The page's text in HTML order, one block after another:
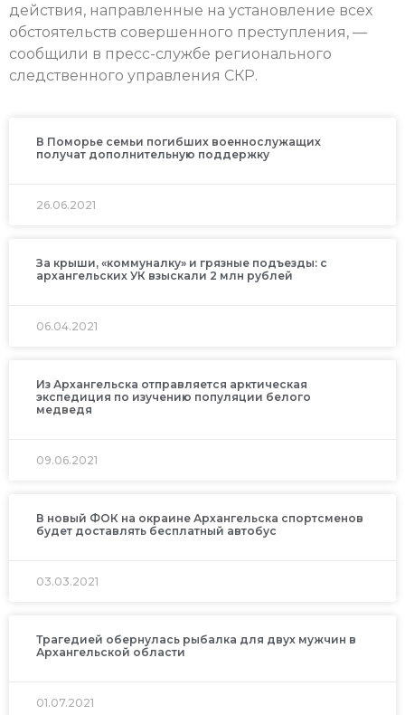
действия, направленные на установление всех
обстоятельств совершенного преступления, —
сообщили в пресс-службе регионального
следственного управления СКР.
В Поморье семьи погибших военнослужащих
получат дополнительную поддержку
26.06.2021
За крыши, «коммуналку» и грязные подъезды: с
архангельских УК взыскали 2 млн рублей
06.04.2021
Из Архангельска отправляется арктическая
экспедиция по изучению популяции белого
медведя
09.06.2021
В новый ФОК на окраине Архангельска спортсменов
будет доставлять бесплатный автобус
03.03.2021
Трагедией обернулась рыбалка для двух мужчин в
Архангельской области
01.07.2021